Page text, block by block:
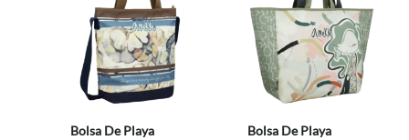
Bolsa De Playa
Bolsa De Playa